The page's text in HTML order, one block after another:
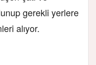
gerekli yerlere
alıyor.